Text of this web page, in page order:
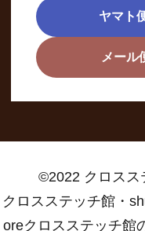
ヤマト
メール
©2022 クロスス
クロスステッチ館・
oreクロスステッチ館